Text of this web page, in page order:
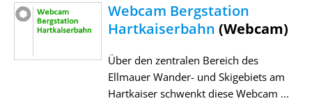
Webcam Bergstation
Hartkaiserbahn (Webcam)
Über den zentralen Bereich des
Ellmauer Wander- und Skigebiets am
Hartkaiser schwenkt diese Webcam ...